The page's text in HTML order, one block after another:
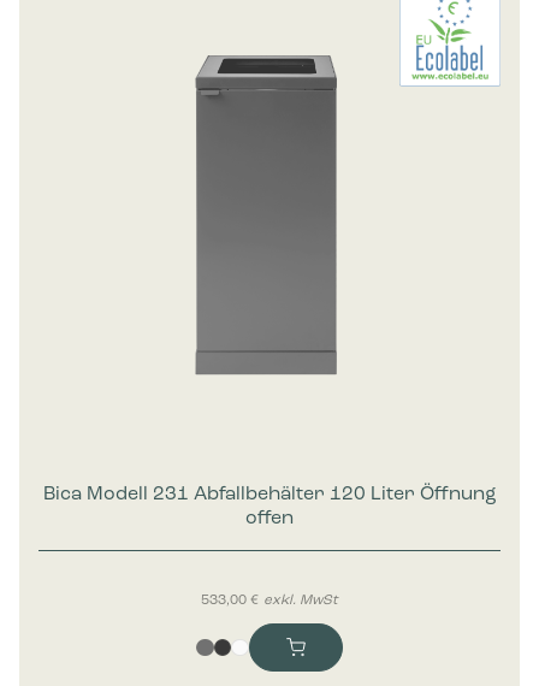
Bica Modell 231 Abfallbehälter 120 Liter Öffnung
offen
533,00€ exkl. MwSt